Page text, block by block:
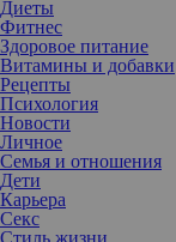
Диеты
Фитнес
Здоровое питание
Витамины и добавки
Рецепты
Психология
Новости
Личное
Семья и отношения
Дети
Карьера
Секс
Стиль жизни
Гирлянды, мишура,